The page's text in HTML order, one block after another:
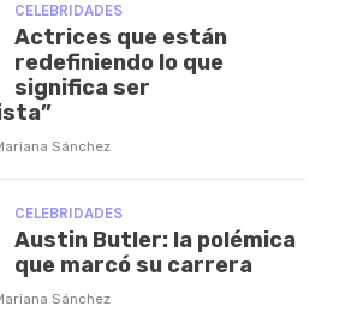
CELEBRIDADES
Actrices que están
redefiniendo lo que
significa ser
Sánchez
CELEBRIDADES
Austin Butler: la polémica
que marcó su carrera
Sánchez